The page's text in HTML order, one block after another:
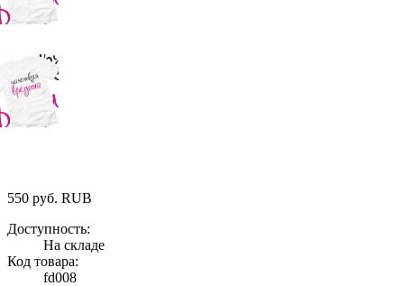
550 руб. RUB
Доступность:
На складе
Код товара:
fd008